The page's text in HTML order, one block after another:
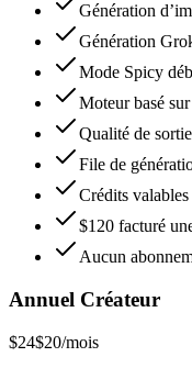
Génération
Génération
Mode Spicy
Moteur basé
Qualité de
File de
Crédits
$120 facturé
Aucun
Annuel Créateur
$24$20/mois